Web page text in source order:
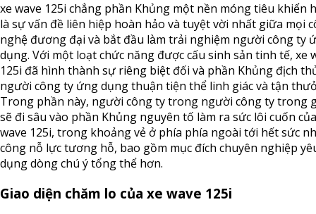
xe wave 125i chẳng phần Khủng một nền móng tiêu khiển
là sự vấn đề liên hiệp hoàn hảo và tuyệt vời nhất giữa mọi
nghệ đương đại và bắt đầu làm trải nghiệm người công ty
dụng. Với một loạt chức năng được cấu sinh sản tinh tế, xe
125i đã hình thành sự riêng biệt đối và phần Khủng địch
người công ty ứng dụng thuận tiện thể linh giác và tận
Trong phần này, người công ty trong người công ty trong
sẽ đi sâu vào phần Khủng nguyên tố làm ra sức lôi cuốn
wave 125i, trong khoảng vẻ ở phía phía ngoài tới hết sức
công nỗ lực tương hỗ, bao gồm mục đích chuyên nghiệp
dụng dòng chú ý tổng thể hơn.
Giao diện chăm lo của xe wave 125i